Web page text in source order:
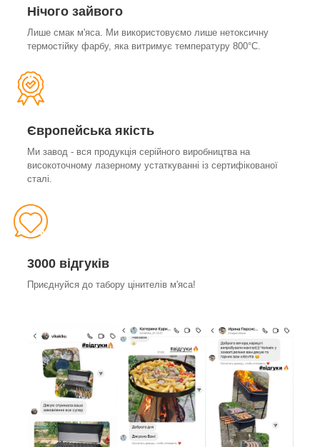
Нічого зайвого
Лише смак м'яса. Ми використовуємо лише нетоксичну
термостійку фарбу, яка витримує температуру 800°С.
Європейська якість
Ми завод - вся продукція серійного виробництва на
високоточному лазерному устаткуванні із сертифікованої
сталі.
3000 відгуків
Приєднуйся до табору цінителів м'яса!